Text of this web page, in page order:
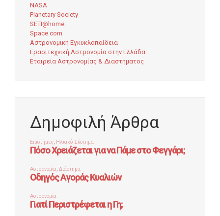
NASA
Planetary Society
SETI@home
Space.com
Αστρονομική Εγκυκλοπαίδεια
Ερασιτεχνική Αστρονομία στην Ελλάδα
Εταιρεία Αστρονομίας & Διαστήματος
Δημοφιλή Άρθρα